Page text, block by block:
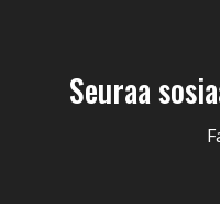
Seuraa